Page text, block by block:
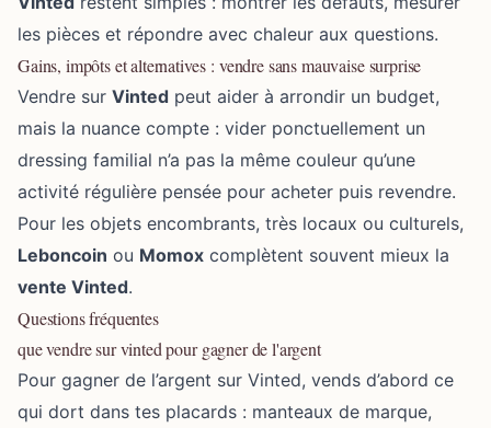
les pièces et répondre avec chaleur aux questions.
Gains, impôts et alternatives : vendre sans mauvaise surprise
Vendre sur Vinted peut aider à arrondir un budget,
mais la nuance compte : vider ponctuellement un
dressing familial n’a pas la même couleur qu’une
activité régulière pensée pour acheter puis revendre.
Pour les objets encombrants, très locaux ou culturels,
Leboncoin ou Momox complètent souvent mieux la
vente Vinted.
Questions fréquentes
que vendre sur vinted pour gagner de l'argent
Pour gagner de l’argent sur Vinted, vends d’abord ce
qui dort dans tes placards : manteaux de marque,